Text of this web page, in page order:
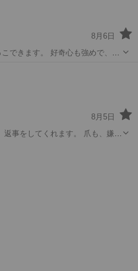
8月6日
できます。 好奇心も強めで、よ
の
8月5日
事をしてくれます。 爪も、嫌々